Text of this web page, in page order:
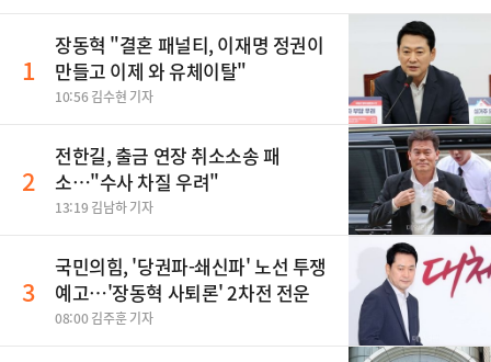
1
장동혁 "결혼 패널티, 이재명 정권이
만들고 이제 와 유체이탈"
10:56 김수현 기자
2
전한길, 출금 연장 취소소송 패
소…"수사 차질 우려"
13:19 김남하 기자
3
국민의힘, '당권파-쇄신파' 노선 투쟁
예고…'장동혁 사퇴론' 2차전 전운
08:00 김주훈 기자